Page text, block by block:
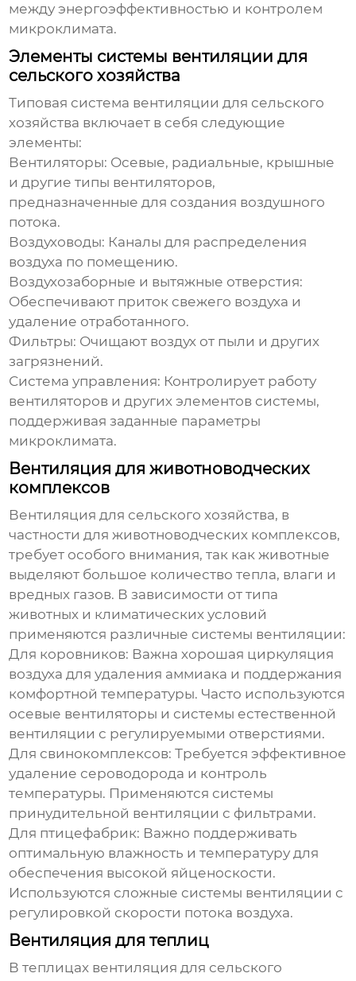
между энергоэффективностью и контролем
микроклимата.
Элементы системы вентиляции для
сельского хозяйства
Типовая система вентиляции для сельского
хозяйства включает в себя следующие
элементы:
Вентиляторы: Осевые, радиальные, крышные
и другие типы вентиляторов,
предназначенные для создания воздушного
потока.
Воздуховоды: Каналы для распределения
воздуха по помещению.
Воздухозаборные и вытяжные отверстия:
Обеспечивают приток свежего воздуха и
удаление отработанного.
Фильтры: Очищают воздух от пыли и других
загрязнений.
Система управления: Контролирует работу
вентиляторов и других элементов системы,
поддерживая заданные параметры
микроклимата.
Вентиляция для животноводческих
комплексов
Вентиляция для сельского хозяйства, в
частности для животноводческих комплексов,
требует особого внимания, так как животные
выделяют большое количество тепла, влаги и
вредных газов. В зависимости от типа
животных и климатических условий
применяются различные системы вентиляции:
Для коровников: Важна хорошая циркуляция
воздуха для удаления аммиака и поддержания
комфортной температуры. Часто используются
осевые вентиляторы и системы естественной
вентиляции с регулируемыми отверстиями.
Для свинокомплексов: Требуется эффективное
удаление сероводорода и контроль
температуры. Применяются системы
принудительной вентиляции с фильтрами.
Для птицефабрик: Важно поддерживать
оптимальную влажность и температуру для
обеспечения высокой яйценоскости.
Используются сложные системы вентиляции с
регулировкой скорости потока воздуха.
Вентиляция для теплиц
В теплицах вентиляция для сельского